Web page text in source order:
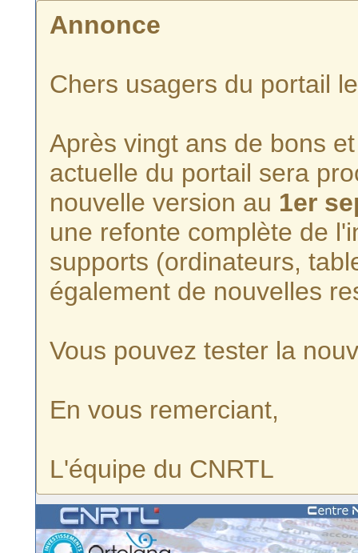
Annonce
Chers usagers du portail
Après vingt ans de bons
actuelle du portail sera
nouvelle version au 1er
une refonte complète de
supports (ordinateurs,
également de nouvelles
Vous pouvez tester la
En vous remerciant,
L'équipe du CNRTL